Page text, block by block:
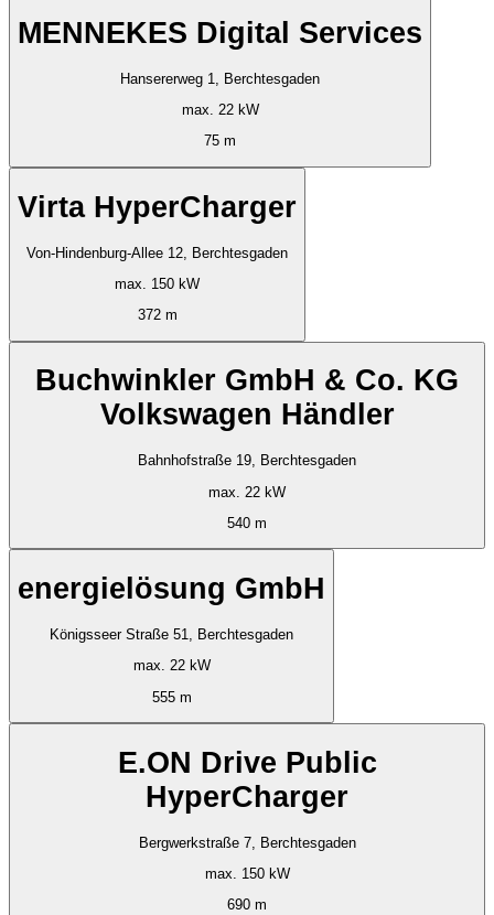
MENNEKES Digital Services
Hansererweg 1, Berchtesgaden
max. 22 kW
75 m
Virta HyperCharger
Von-Hindenburg-Allee 12, Berchtesgaden
max. 150 kW
372 m
Buchwinkler GmbH & Co. KG
Volkswagen Händler
Bahnhofstraße 19, Berchtesgaden
max. 22 kW
540 m
energielösung GmbH
Königsseer Straße 51, Berchtesgaden
max. 22 kW
555 m
E.ON Drive Public
HyperCharger
Bergwerkstraße 7, Berchtesgaden
max. 150 kW
690 m